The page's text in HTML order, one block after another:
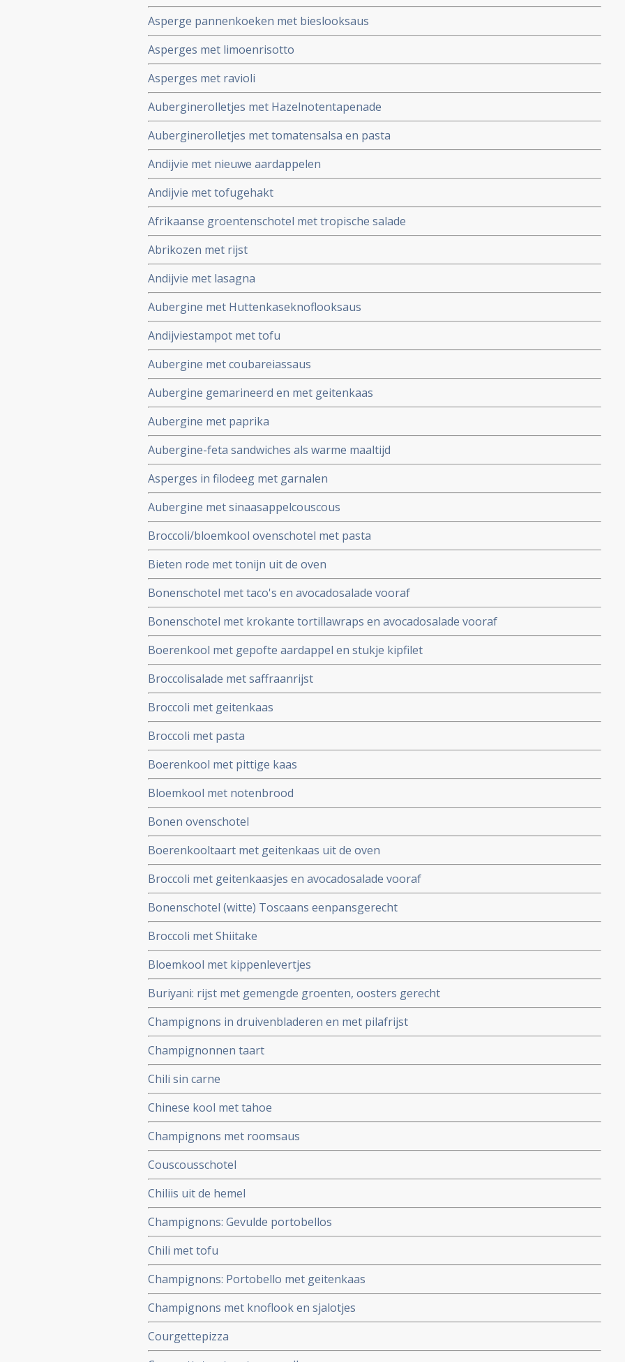
Asperge pannenkoeken met bieslooksaus
Asperges met limoenrisotto
Asperges met ravioli
Auberginerolletjes met Hazelnotentapenade
Auberginerolletjes met tomatensalsa en pasta
Andijvie met nieuwe aardappelen
Andijvie met tofugehakt
Afrikaanse groentenschotel met tropische salade
Abrikozen met rijst
Andijvie met lasagna
Aubergine met Huttenkaseknoflooksaus
Andijviestampot met tofu
Aubergine met coubareiassaus
Aubergine gemarineerd en met geitenkaas
Aubergine met paprika
Aubergine-feta sandwiches als warme maaltijd
Asperges in filodeeg met garnalen
Aubergine met sinaasappelcouscous
Broccoli/bloemkool ovenschotel met pasta
Bieten rode met tonijn uit de oven
Bonenschotel met taco's en avocadosalade vooraf
Bonenschotel met krokante tortillawraps en avocadosalade vooraf
Boerenkool met gepofte aardappel en stukje kipfilet
Broccolisalade met saffraanrijst
Broccoli met geitenkaas
Broccoli met pasta
Boerenkool met pittige kaas
Bloemkool met notenbrood
Bonen ovenschotel
Boerenkooltaart met geitenkaas uit de oven
Broccoli met geitenkaasjes en avocadosalade vooraf
Bonenschotel (witte) Toscaans eenpansgerecht
Broccoli met Shiitake
Bloemkool met kippenlevertjes
Buriyani: rijst met gemengde groenten, oosters gerecht
Champignons in druivenbladeren en met pilafrijst
Champignonnen taart
Chili sin carne
Chinese kool met tahoe
Champignons met roomsaus
Couscousschotel
Chiliis uit de hemel
Champignons: Gevulde portobellos
Chili met tofu
Champignons: Portobello met geitenkaas
Champignons met knoflook en sjalotjes
Courgettepizza